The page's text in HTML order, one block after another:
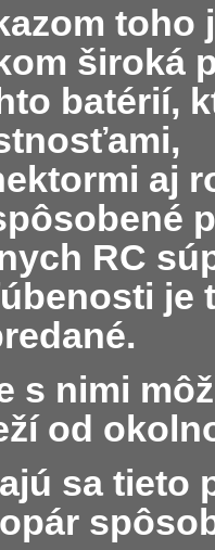
toho
široká
batérií,
aj
RC
je
s nimi
od
sa tieto